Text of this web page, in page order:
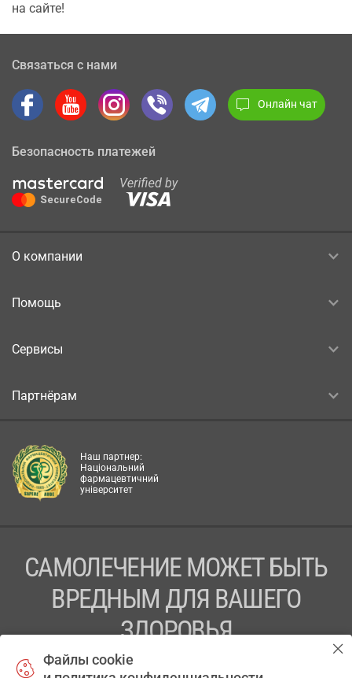
на сайте!
Связаться с нами
Онлайн чат
Безопасность платежей
О компании
Помощь
Сервисы
Партнёрам
Наш партнер:
Національний
фармацевтичний
університет
САМОЛЕЧЕНИЕ МОЖЕТ БЫТЬ
ВРЕДНЫМ ДЛЯ ВАШЕГО
ЗДОРОВЬЯ
ПЕРЕД ПРИМЕНЕНИЕМ ПРЕПАРАТА
Файлы cookie